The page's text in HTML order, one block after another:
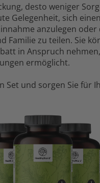
desto weniger
Gelegenheit, sich
anzulegen
Familie zu teilen. Sie
in Anspruch
ermöglicht.
Set und sorgen Sie für